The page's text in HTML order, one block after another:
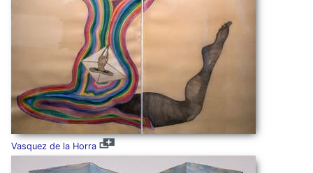
Vasquez de la Horra